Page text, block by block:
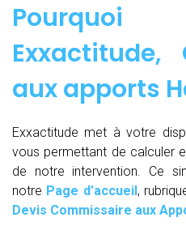
Exxactitude,
aux apports
Exxactitude met à votre
vous permettant de calculer
de notre intervention. Ce
notre Page d’accueil,
Devis Commissaire aux